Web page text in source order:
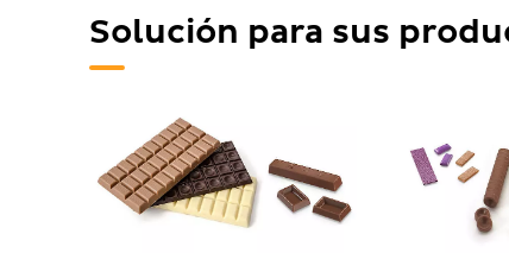
Solución para sus